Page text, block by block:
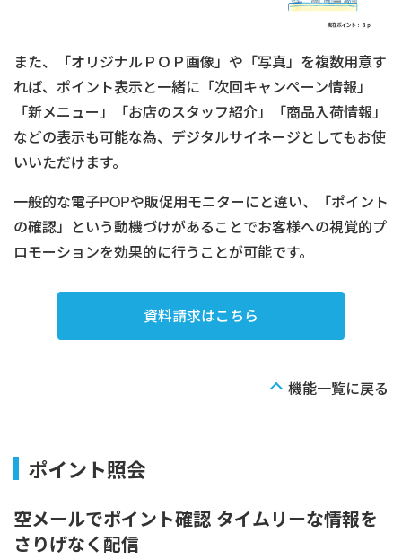
また、「オリジナルＰＯＰ画像」や「写真」を複数用意す
れば、ポイント表示と一緒に「次回キャンペーン情報」
「新メニュー」「お店のスタッフ紹介」「商品入荷情報」
などの表示も可能な為、デジタルサイネージとしてもお使
いいただけます。
一般的な電子POPや販促用モニターにと違い、「ポイント
の確認」という動機づけがあることでお客様への視覚的プ
ロモーションを効果的に行うことが可能です。
資料請求はこちら
機能一覧に戻る
ポイント照会
空メールでポイント確認 タイムリーな情報を
さりげなく配信